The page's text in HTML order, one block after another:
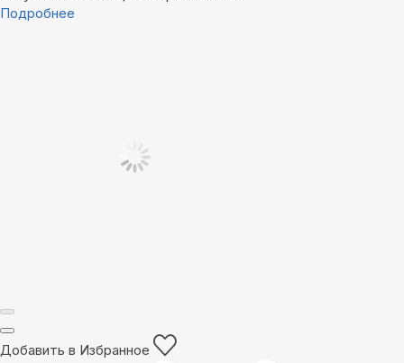
Подробнее
Добавить в Избранное